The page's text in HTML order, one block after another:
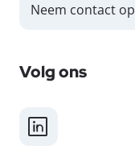
Neem contact op
Volg ons
LinkedIn